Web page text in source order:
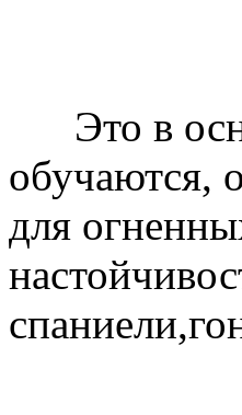
Это в
обучаются,
для